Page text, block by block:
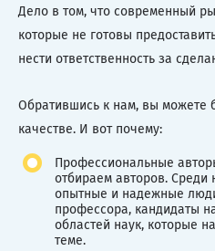
Дело в том, что современный
которые не готовы
нести ответственность за
Обратившись к нам, вы можете
качестве. И вот почему:
Профессиональные
отбираем авторов. Среди
опытные и надежные
профессора, кандидаты
областей наук, которые
теме.